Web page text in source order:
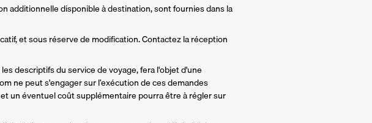
additionnelle disponible à destination, sont fournies dans la
et sous réserve de modification. Contactez la réception
descriptifs du service de voyage, fera l'objet d'une
ne peut s'engager sur l’exécution de ces demandes
un éventuel coût supplémentaire pourra être à régler sur